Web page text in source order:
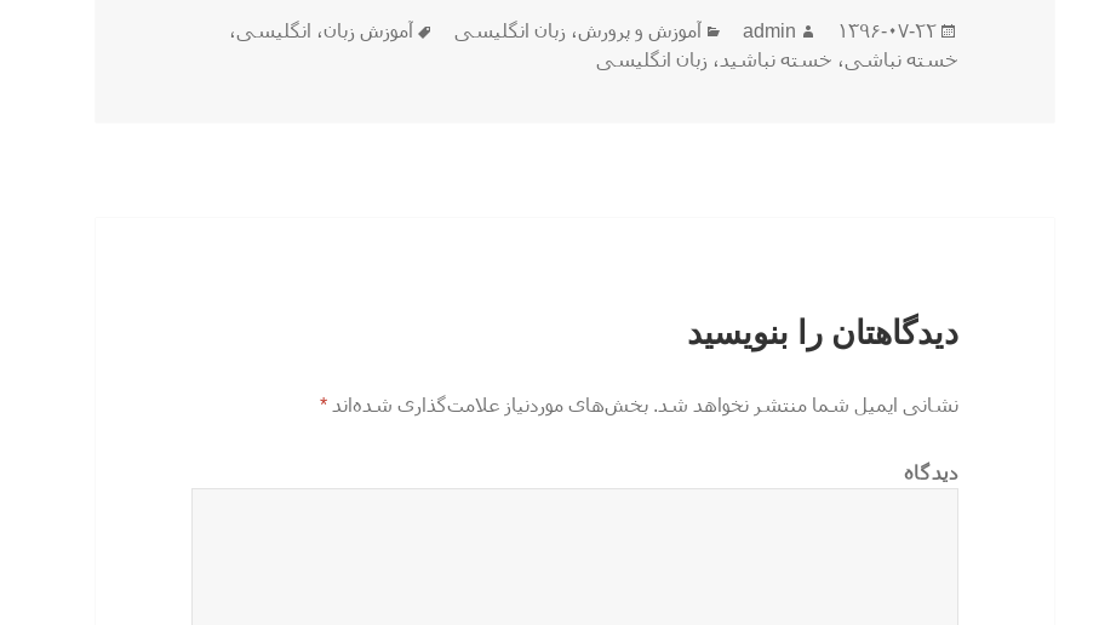
ارسال
شده
۱۳۹۶-۰۷-۲۲ نویسنده
admin دسته‌ها
آموزش و پرورش، زبان انگلیسی برچسب‌ها
آموزش زبان، انگلیسی،
خسته نباشی، خسته نباشید ، زبان انگلیسی
دیدگاهتان را بنویسید
نشانی ایمیل شما منتشر نخواهد شد. بخش‌های موردنیاز علامت‌گذاری شده‌اند*
دیدگاه